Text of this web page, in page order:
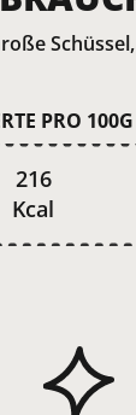
PRO 100G
216
Kcal